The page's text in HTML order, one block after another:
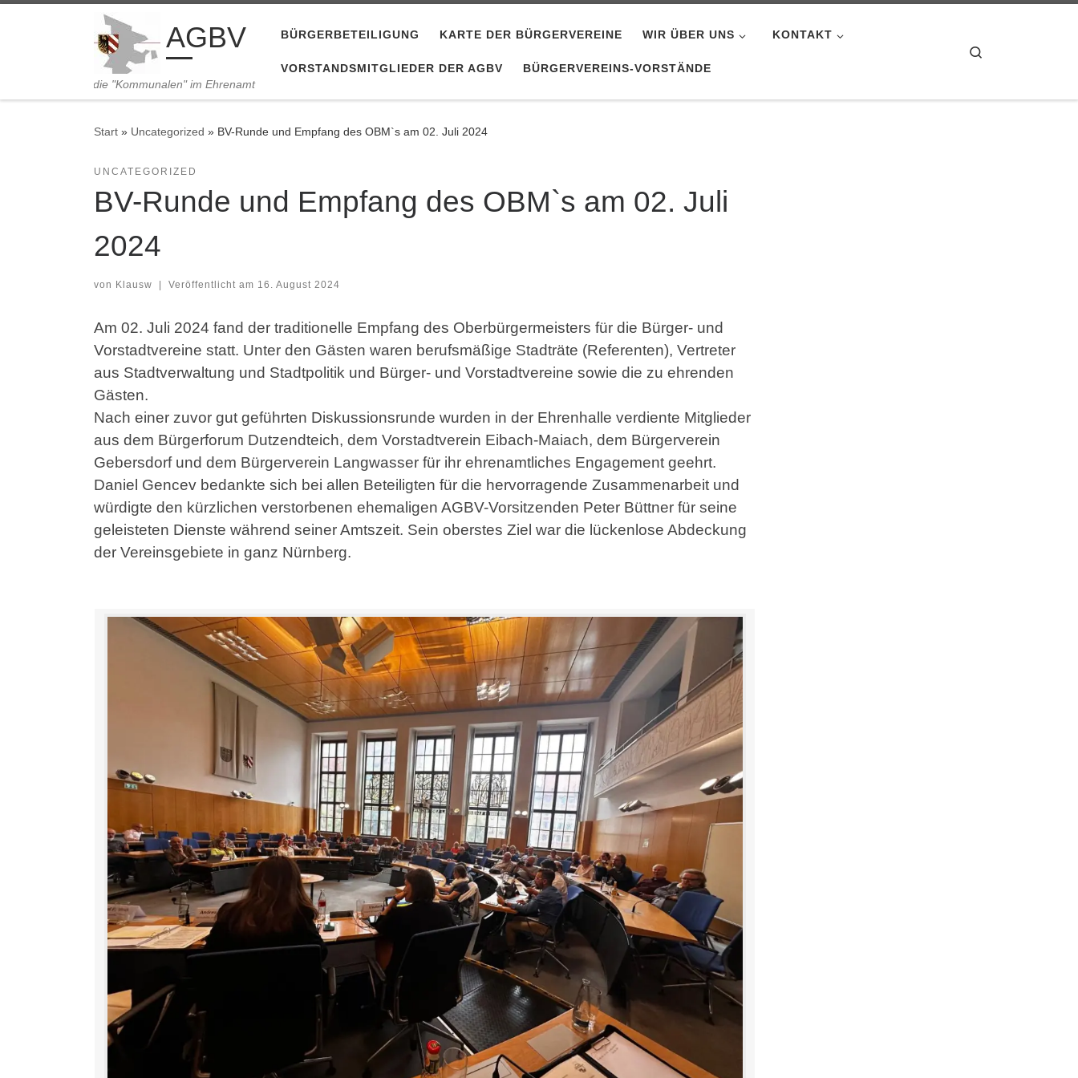
Zum Inhalt springen AGBV
die "Kommunalen" im Ehrenamt
BÜRGERBETEILIGUNG KARTE DER BÜRGERVEREINE WIR ÜBER UNS KONTAKT
VORSTANDSMITGLIEDER DER AGBV BÜRGERVEREINS-VORSTÄNDE
Start » Uncategorized » BV-Runde und Empfang des OBM`s am 02. Juli 2024
UNCATEGORIZED
BV-Runde und Empfang des OBM`s am 02. Juli
2024
von Klausw Veröffentlicht am 16. August 2024
Am 02. Juli 2024 fand der traditionelle Empfang des Oberbürgermeisters für die Bürger- und
Vorstadtvereine statt. Unter den Gästen waren berufsmäßige Stadträte (Referenten), Vertreter
aus Stadtverwaltung und Stadtpolitik und Bürger- und Vorstadtvereine sowie die zu ehrenden
Gästen.
Nach einer zuvor gut geführten Diskussionsrunde wurden in der Ehrenhalle verdiente Mitglieder
aus dem Bürgerforum Dutzendteich, dem Vorstadtverein Eibach-Maiach, dem Bürgerverein
Gebersdorf und dem Bürgerverein Langwasser für ihr ehrenamtliches Engagement geehrt.
Daniel Gencev bedankte sich bei allen Beteiligten für die hervorragende Zusammenarbeit und
würdigte den kürzlichen verstorbenen ehemaligen AGBV-Vorsitzenden Peter Büttner für seine
geleisteten Dienste während seiner Amtszeit. Sein oberstes Ziel war die lückenlose Abdeckung
der Vereinsgebiete in ganz Nürnberg.